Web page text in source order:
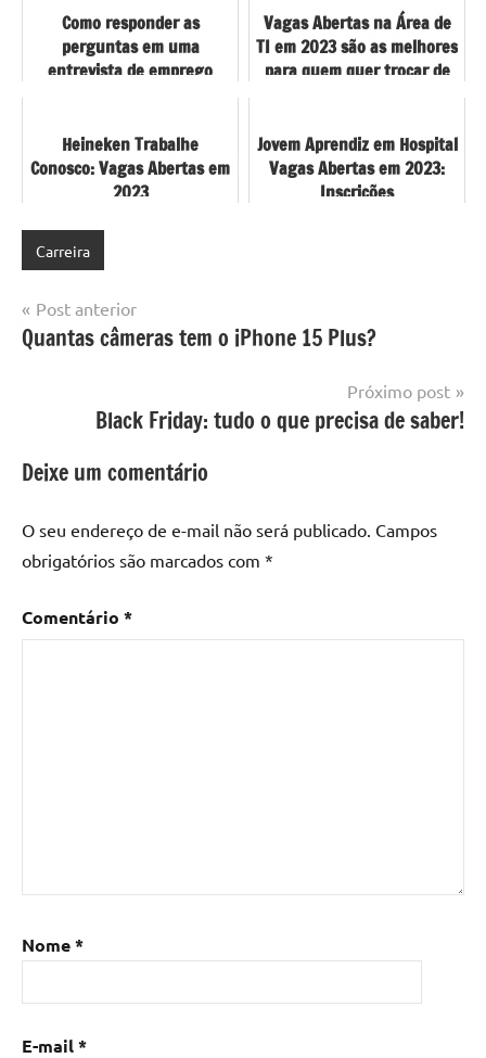
Como responder as
perguntas em uma
entrevista de emprego
Vagas Abertas na Área de
TI em 2023 são as melhores
para quem quer trocar de
Heineken Trabalhe
Conosco: Vagas Abertas em
2023
Jovem Aprendiz em Hospital
Vagas Abertas em 2023:
Inscrições
Carreira
Navegação
de
Post anterior
Quantas câmeras tem o iPhone 15 Plus?
Próximo post
Black Friday: tudo o que precisa de saber!
Deixe um comentário
O seu endereço de e-mail não será publicado. Campos
obrigatórios são marcados com *
Comentário *
Nome*
E-mail*